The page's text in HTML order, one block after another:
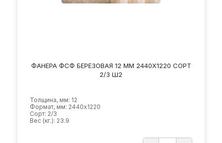
ФАНЕРА ФСФ БЕРЕЗОВАЯ 12 ММ 2440Х1220 СОРТ
2/3 Ш2
Толщина, мм: 12
Формат, мм: 2440х1220
Сорт: 2/3
Вес (кг.): 23.9